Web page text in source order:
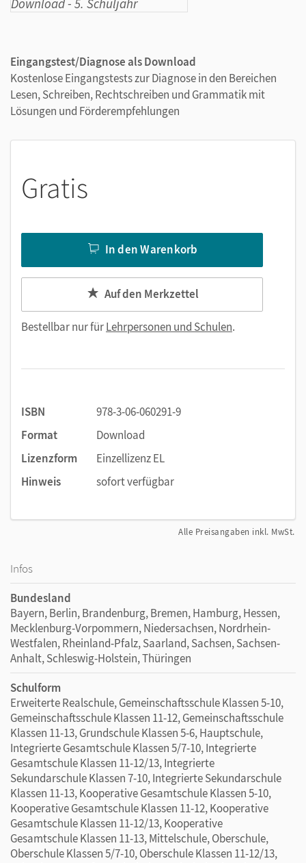
Eingangstest/Diagnose als Download
Kostenlose Eingangstests zur Diagnose in den Bereichen
Lesen, Schreiben, Rechtschreiben und Grammatik mit
Lösungen und Förderempfehlungen
Gratis
In den Warenkorb
Auf den Merkzettel
Bestellbar nur fürLehrpersonen und Schulen.
ISBN
978-3-06-060291-9
Format
Download
Lizenzform
Einzellizenz EL
Hinweis
sofort verfügbar
Alle Preisangaben inkl. MwSt.
Infos
Bundesland
Bayern, Berlin, Brandenburg, Bremen, Hamburg, Hessen,
Mecklenburg-Vorpommern, Niedersachsen, Nordrhein-
Westfalen, Rheinland-Pfalz, Saarland, Sachsen, Sachsen-
Anhalt, Schleswig-Holstein, Thüringen
Schulform
Erweiterte Realschule, Gemeinschaftsschule Klassen 5-10,
Gemeinschaftsschule Klassen 11-12, Gemeinschaftsschule
Klassen 11-13, Grundschule Klassen 5-6, Hauptschule,
Integrierte Gesamtschule Klassen 5/7-10, Integrierte
Gesamtschule Klassen 11-12/13, Integrierte
Sekundarschule Klassen 7-10, Integrierte Sekundarschule
Klassen 11-13, Kooperative Gesamtschule Klassen 5-10,
Kooperative Gesamtschule Klassen 11-12, Kooperative
Gesamtschule Klassen 11-12/13, Kooperative
Gesamtschule Klassen 11-13, Mittelschule, Oberschule,
Oberschule Klassen 5/7-10, Oberschule Klassen 11-12/13,